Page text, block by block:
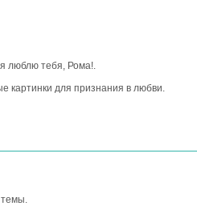
люблю тебя, Рома!.
картинки для признания в любви.